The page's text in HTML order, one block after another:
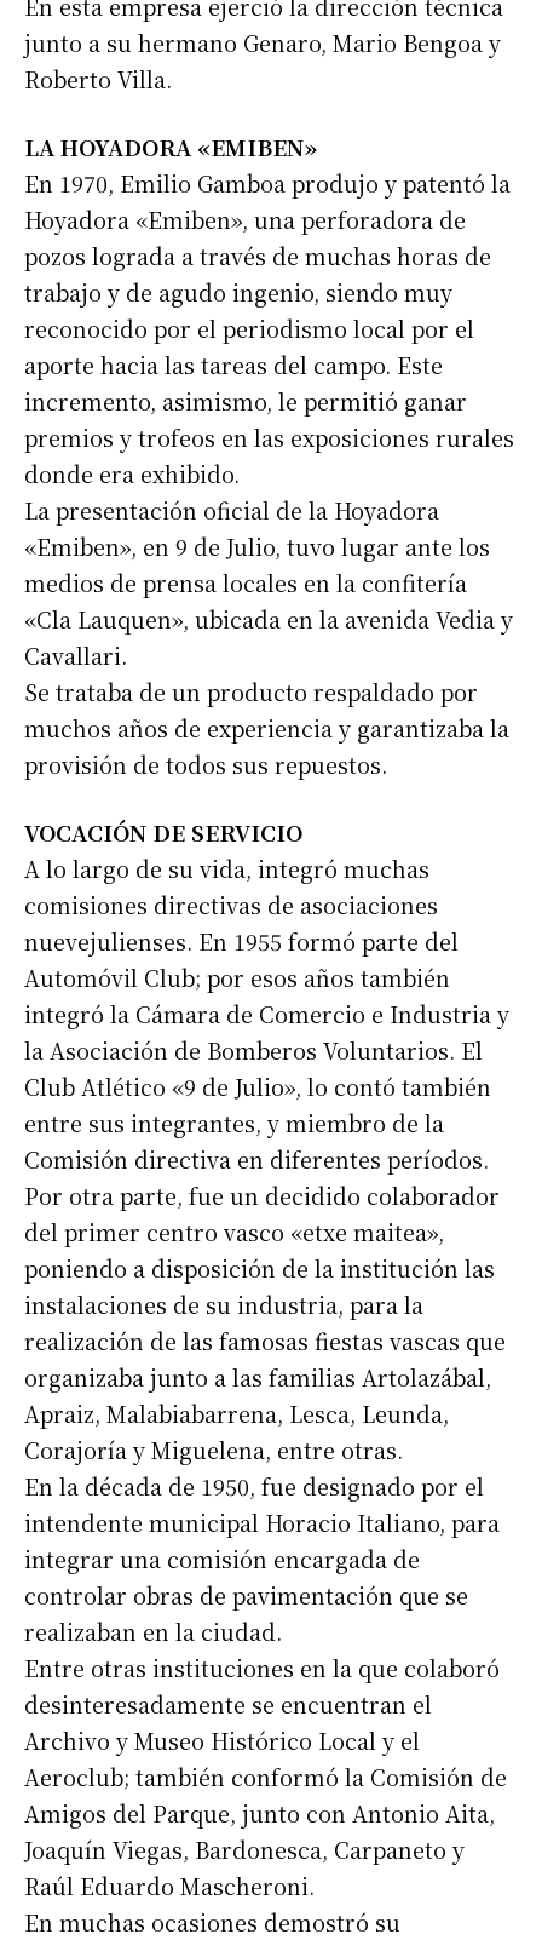
En esta empresa ejerció la dirección técnica
junto a su hermano Genaro, Mario Bengoa y
Roberto Villa.
LA HOYADORA «EMIBEN»
En 1970, Emilio Gamboa produjo y patentó la
Hoyadora «Emiben», una perforadora de
pozos lograda a través de muchas horas de
trabajo y de agudo ingenio, siendo muy
reconocido por el periodismo local por el
aporte hacia las tareas del campo. Este
incremento, asimismo, le permitió ganar
premios y trofeos en las exposiciones rurales
donde era exhibido.
La presentación oficial de la Hoyadora
«Emiben», en 9 de Julio, tuvo lugar ante los
medios de prensa locales en la confitería
«Cla Lauquen», ubicada en la avenida Vedia y
Cavallari.
Se trataba de un producto respaldado por
muchos años de experiencia y garantizaba la
provisión de todos sus repuestos.
VOCACIÓN DE SERVICIO
A lo largo de su vida, integró muchas
comisiones directivas de asociaciones
nuevejulienses. En 1955 formó parte del
Automóvil Club; por esos años también
integró la Cámara de Comercio e Industria y
la Asociación de Bomberos Voluntarios. El
Club Atlético «9 de Julio», lo contó también
entre sus integrantes, y miembro de la
Comisión directiva en diferentes períodos.
Por otra parte, fue un decidido colaborador
del primer centro vasco «etxe maitea»,
poniendo a disposición de la institución las
instalaciones de su industria, para la
realización de las famosas fiestas vascas que
organizaba junto a las familias Artolazábal,
Apraiz, Malabiabarrena, Lesca, Leunda,
Corajoría y Miguelena, entre otras.
En la década de 1950, fue designado por el
intendente municipal Horacio Italiano, para
integrar una comisión encargada de
controlar obras de pavimentación que se
realizaban en la ciudad.
Entre otras instituciones en la que colaboró
desinteresadamente se encuentran el
Archivo y Museo Histórico Local y el
Aeroclub; también conformó la Comisión de
Amigos del Parque, junto con Antonio Aita,
Joaquín Viegas, Bardonesca, Carpaneto y
Raúl Eduardo Mascheroni.
En muchas ocasiones demostró su